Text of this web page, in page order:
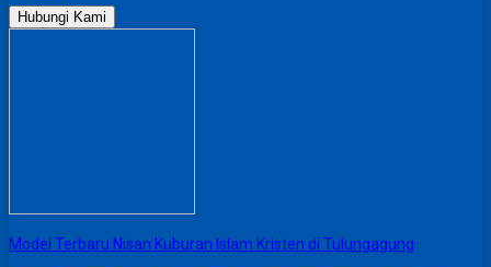
Hubungi Kami
Model Terbaru Nisan Kuburan Islam Kristen di Tulungagung